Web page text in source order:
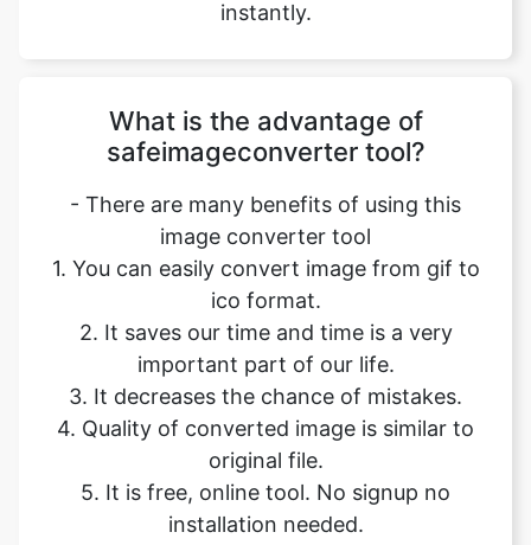
What is the advantage of
image converter tool
1. You can easily convert image from gif to
ico format.
2. It saves our time and time is a very
important part of our life.
3. It decreases the chance of mistakes.
4. Quality of converted image is similar to
original file.
5. It is free, online tool. No signup no
installation needed.
6. Safe and secure tool.
7. It takes no time to give desired result.